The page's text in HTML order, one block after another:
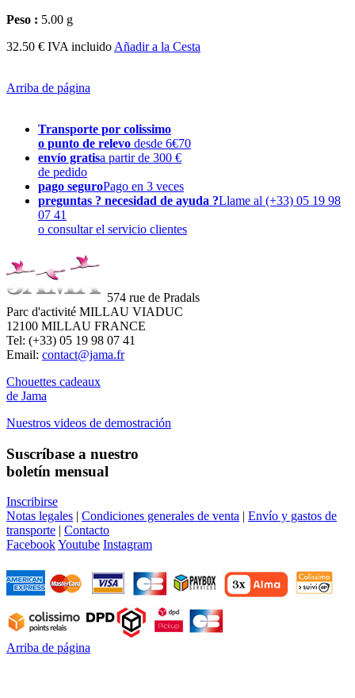
Peso : 5.00 g
32.50 € IVA incluido Añadir a la Cesta
Arriba de página
Transporte por colissimo
o punto de relevo desde 6€70
envío gratisa partir de 300 €
de pedido
pago seguroPago en 3 veces
preguntas ? necesidad de ayuda ?Llame al (+33) 05 19 98
07 41
o consultar el servicio clientes
574 rue de Pradals
Parc d'activité MILLAU VIADUC
12100 MILLAU FRANCE
Tel: (+33) 05 19 98 07 41
Email: contact@jama.fr
Chouettes cadeaux
de Jama
Nuestros videos de demostración
Suscríbase a nuestro
boletín mensual
Inscribirse
Notas legales | Condiciones generales de venta | Envío y gastos de
transporte | Contacto
FacebookYoutube Instagram
Arriba de página